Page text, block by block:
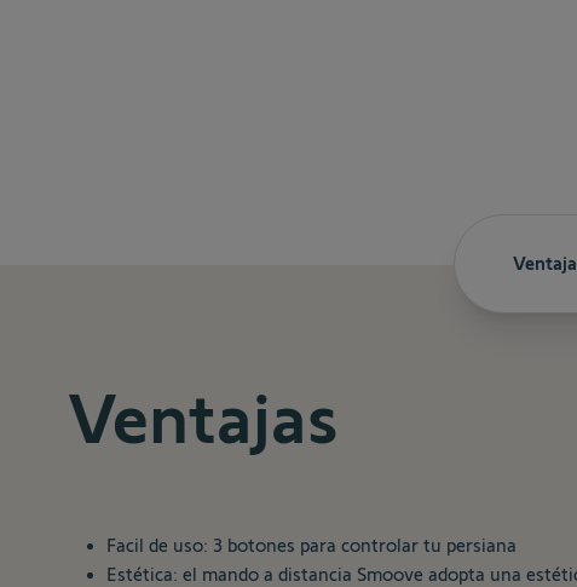
Ventajas
Facil de uso: 3 botones para controlar tu persiana
Estética: el mando a distancia Smoove adopta una